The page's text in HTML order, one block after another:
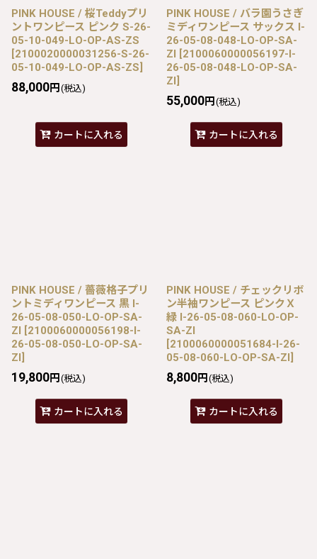
PINK HOUSE / 桜Teddyプリ
ントワンピース ピンク S-26-
05-10-049-LO-OP-AS-ZS
[2100020000031256-S-26-
05-10-049-LO-OP-AS-ZS]
88,000円 (税込)
カートに入れる
PINK HOUSE / バラ園うさぎ
ミディワンピース サックス I-
26-05-08-048-LO-OP-SA-
ZI [2100060000056197-I-
26-05-08-048-LO-OP-SA-
ZI]
55,000円 (税込)
カートに入れる
PINK HOUSE / 薔薇格子プリ
ントミディワンピース 黒 I-
26-05-08-050-LO-OP-SA-
ZI [2100060000056198-I-
26-05-08-050-LO-OP-SA-
ZI]
19,800円 (税込)
カートに入れる
PINK HOUSE / チェックリボ
ン半袖ワンピース ピンクＸ
緑 I-26-05-08-060-LO-OP-
SA-ZI
[2100060000051684-I-26-
05-08-060-LO-OP-SA-ZI]
8,800円 (税込)
カートに入れる